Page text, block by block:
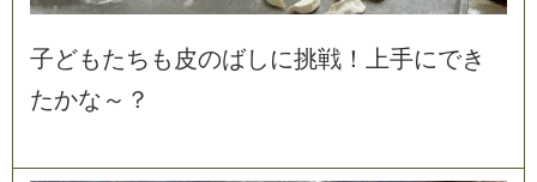
子どもたち も 皮のばし に挑戦 ！ 上手にでき
たかな ～ ？